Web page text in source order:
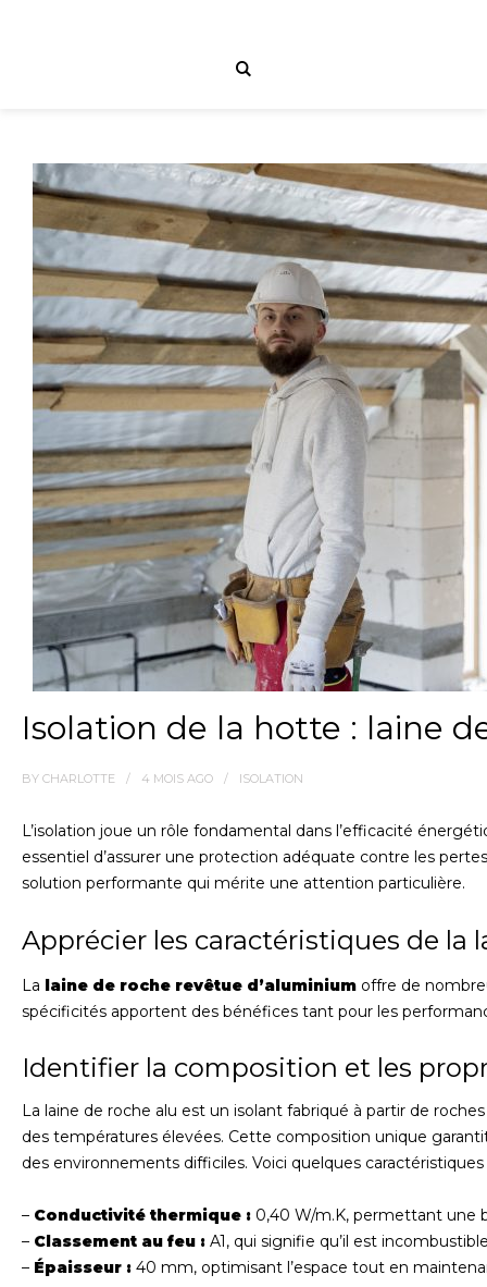
Isolation de la hotte : laine
BY CHARLOTTE 4 MOIS AGO ISOLATION
L’isolation joue un rôle fondamental dans l’efficacité
essentiel d’assurer une protection adéquate contre les
solution performante qui mérite une attention particulière.
Apprécier les caractéristiques de la
La laine de roche revêtue d’aluminium offre de
spécificités apportent des bénéfices tant pour les
Identifier la composition et les
La laine de roche alu est un isolant fabriqué à partir de
des températures élevées. Cette composition unique
des environnements difficiles. Voici quelques
– Conductivité thermique : 0,40 W/m.K, permettant une
– Classement au feu : A1, qui signifie qu’il est
– Épaisseur : 40 mm, optimisant l’espace tout en